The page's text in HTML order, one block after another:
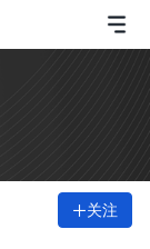
关注